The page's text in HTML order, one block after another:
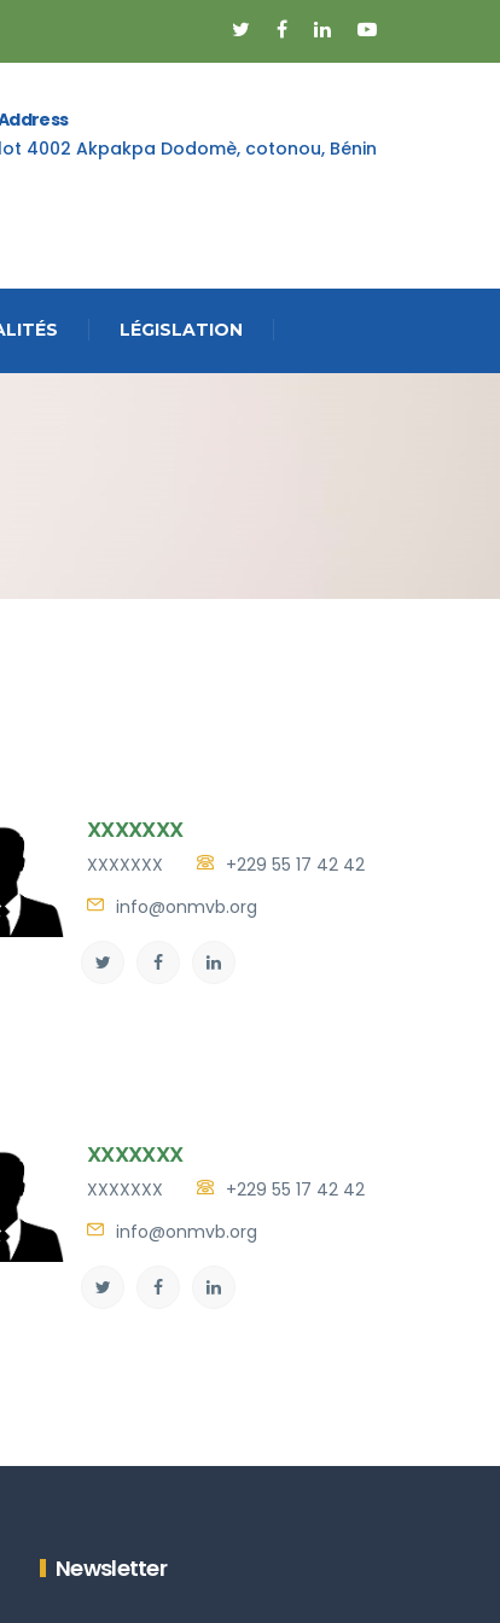
lot 4002 Akpakpa Dodomè, cotonou, Bénin
LÉGISLATION
XXXXXXX
XXXXXXX
+229 55 17 42 42
info@onmvb.org
XXXXXXX
XXXXXXX
+229 55 17 42 42
info@onmvb.org
Newsletter